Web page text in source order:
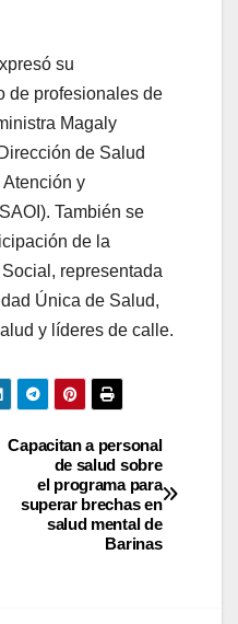
su
de profesionales de
Magaly
de Salud
Atención y
También se
de la
representada
Única de Salud,
y líderes de calle.
Capacitan a personal
de salud sobre
el programa para
superar brechas en
salud mental de
Barinas